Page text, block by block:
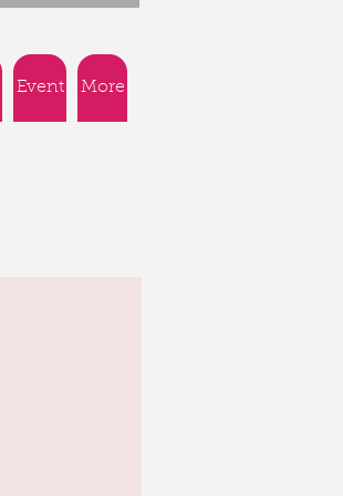
Event More